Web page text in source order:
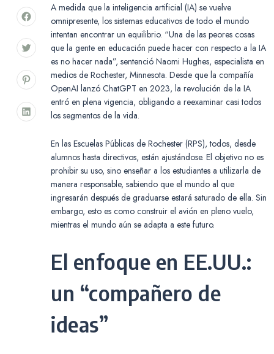
A medida que la inteligencia artificial (IA) se vuelve
omnipresente, los sistemas educativos de todo el mundo
intentan encontrar un equilibrio. “Una de las peores cosas
que la gente en educación puede hacer con respecto a la IA
es no hacer nada”, sentenció Naomi Hughes, especialista en
medios de Rochester, Minnesota. Desde que la compañía
OpenAI lanzó ChatGPT en 2023, la revolución de la IA
entró en plena vigencia, obligando a reexaminar casi todos
los segmentos de la vida.
En las Escuelas Públicas de Rochester (RPS), todos, desde
alumnos hasta directivos, están ajustándose. El objetivo no es
prohibir su uso, sino enseñar a los estudiantes a utilizarla de
manera responsable, sabiendo que el mundo al que
ingresarán después de graduarse estará saturado de ella. Sin
embargo, esto es como construir el avión en pleno vuelo,
mientras el mundo aún se adapta a este futuro.
El enfoque en EE.UU.:
un “compañero de
ideas”